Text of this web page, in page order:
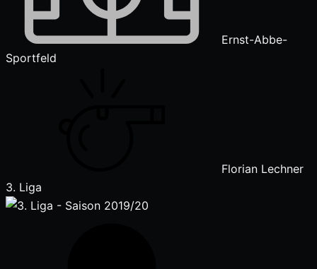
Ernst-Abbe-
Sportfeld
Florian Lechner
3. Liga